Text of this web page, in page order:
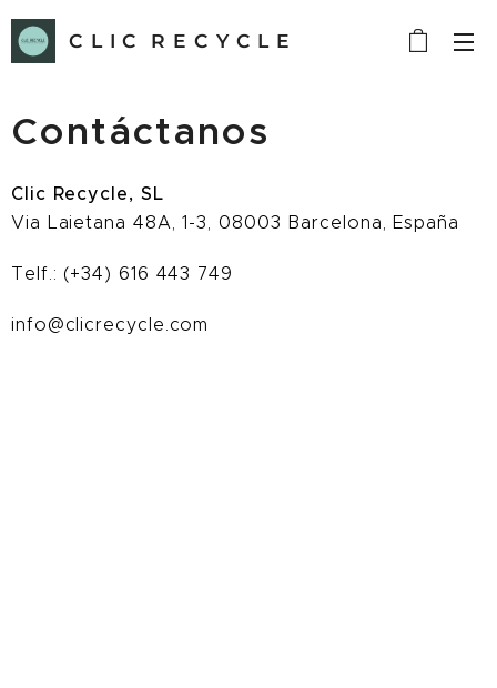
C L I C R E C Y C L E
Contáctanos
Clic Recycle, SL
Via Laietana 48A, 1-3, 08003 Barcelona, España
Telf.: (+34) 616 443 749
info@clicrecycle.com